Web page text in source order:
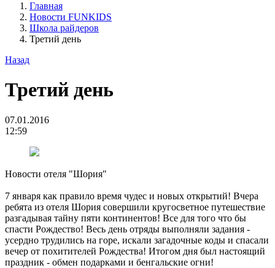
Главная
Новости FUNKIDS
Школа райдеров
Третий день
Назад
Третий день
07.01.2016
12:59
Новости отеля "Шория"
7 января как правило время чудес и новых открытий! Вчера
ребята из отеля Шория совершили кругосветное путешествие
разгадывая тайну пяти континентов! Все для того что бы
спасти Рождество! Весь день отряды выполняли задания -
усердно трудились на горе, искали загадочные коды и спасали
вечер от похитителей Рождества! Итогом дня был настоящий
праздник - обмен подарками и бенгальские огни!